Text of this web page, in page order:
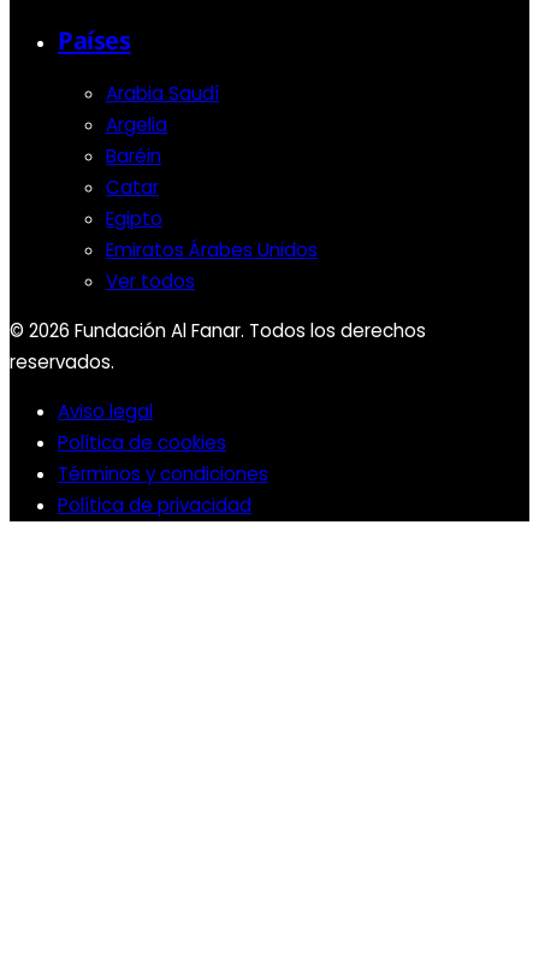
Países
Arabia Saudí
Argelia
Baréin
Catar
Egipto
Emiratos Árabes Unidos
Ver todos
© 2026 Fundación Al Fanar. Todos los derechos
reservados.
Aviso legal
Política de cookies
Términos y condiciones
Política de privacidad